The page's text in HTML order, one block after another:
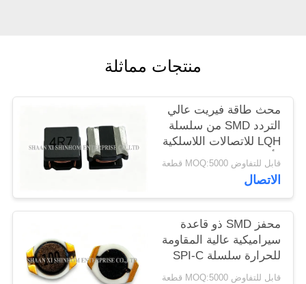
القضايا
اطلب
اقتباس
خريطة
الموقع
منتجات مماثلة
محث طاقة فيريت عالي
التردد SMD من سلسلة
LQH للاتصالات اللاسلكية
وأنظمة الشبكات
قابل للتفاوض MOQ:5000 قطعة
الاتصال
محفز SMD ذو قاعدة
سيراميكية عالية المقاومة
للحرارة سلسلة SPI-C
للصناديق والخوادم
قابل للتفاوض MOQ:5000 قطعة